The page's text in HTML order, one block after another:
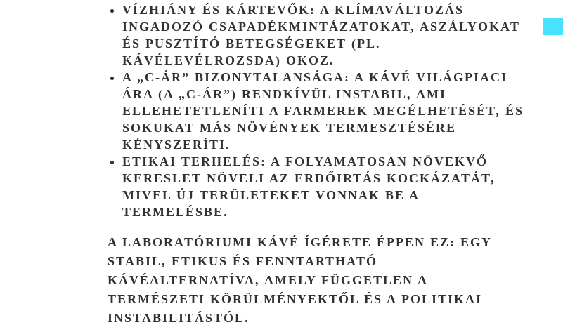
VÍZHIÁNY ÉS KÁRTEVŐK: A KLÍMAVÁLTOZÁS
INGADOZÓ CSAPADÉKMINTÁZATOKAT, ASZÁLYOKAT
ÉS PUSZTÍTÓ BETEGSÉGEKET (PL.
KÁVÉLEVÉLROZSDA) OKOZ.
A „C-ÁR” BIZONYTALANSÁGA: A KÁVÉ VILÁGPIACI
ÁRA (A „C-ÁR”) RENDKÍVÜL INSTABIL, AMI
ELLEHETETLENÍTI A FARMEREK MEGÉLHETÉSÉT, ÉS
SOKUKAT MÁS NÖVÉNYEK TERMESZTÉSÉRE
KÉNYSZERÍTI.
ETIKAI TERHELÉS: A FOLYAMATOSAN NÖVEKVŐ
KERESLET NÖVELI AZ ERDŐIRTÁS KOCKÁZATÁT,
MIVEL ÚJ TERÜLETEKET VONNAK BE A
TERMELÉSBE.
A LABORATÓRIUMI KÁVÉ ÍGÉRETE ÉPPEN EZ: EGY
STABIL, ETIKUS ÉS FENNTARTHATÓ
KÁVÉALTERNATÍVA, AMELY FÜGGETLEN A
TERMÉSZETI KÖRÜLMÉNYEKTŐL ÉS A POLITIKAI
INSTABILITÁSTÓL.